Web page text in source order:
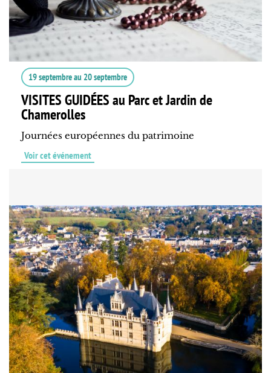
19 septembreau 20 septembre
VISITES GUIDÉES au Parc et Jardin de
Chamerolles
Journées européennes du patrimoine
Voir cet événement